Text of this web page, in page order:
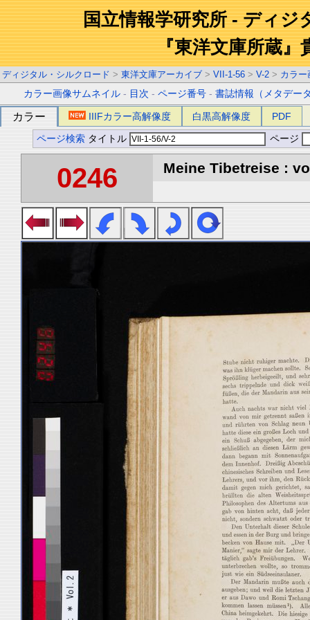
国立情報学研究所 - ディジ
『東洋文庫所蔵』
ディジタル・シルクロード > 東洋文庫アーカイブ > VII-1-56 > V-2 > カラー
カラー画像サムネイル - 目次 -ページ番号 -書誌情報（メタデー
カラー IIIFカラー高解像度 白黒高解像度 PDF
ページ検索 タイトル ページ
0246 Meine Tibetreise :